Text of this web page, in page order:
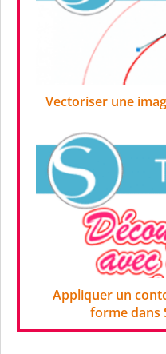
Vectoriser une
Appliquer un
forme dans